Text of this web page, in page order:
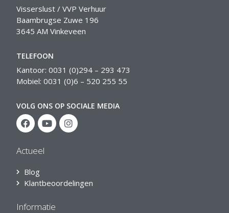
Visserslust / VVP Verhuur
Baambrugse Zuwe 196
3645 AM Vinkeveen
TELEFOON
Kantoor: 0031 (0)294 – 293 473
Mobiel: 0031 (0)6 – 520 255 55
VOLG ONS OP SOCIALE MEDIA
Actueel
Blog
Klantbeoordelingen
Informatie